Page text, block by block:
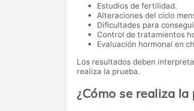
Estudios de fertilidad.
Alteraciones del ciclo
Dificultades para
Control de tratamientos
Evaluación hormonal en
Los resultados deben
realiza la prueba.
¿Cómo se realiza la